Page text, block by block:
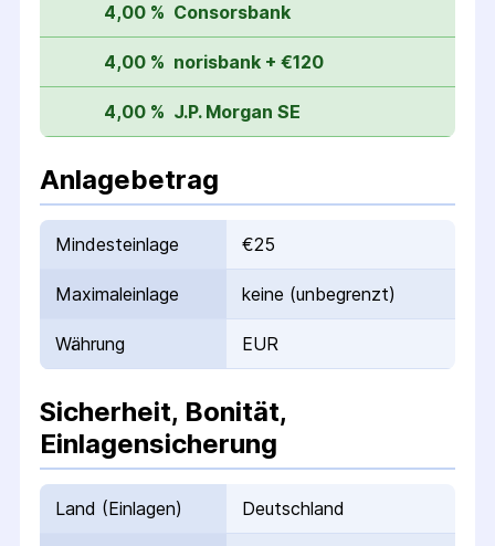
4,00 % Consorsbank
4,00 % norisbank + €120
4,00 % J.P. Morgan SE
Anlagebetrag
Mindesteinlage €25
Maximaleinlage keine (unbegrenzt)
Währung EUR
Sicherheit, Bonität,
Einlagensicherung
Land (Einlagen) Deutschland